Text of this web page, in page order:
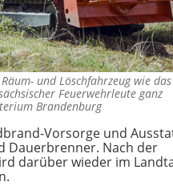
und Löschfahrzeug wie
Feuerwehrleute ganz
Brandenburg
Vorsorge und
Dauerbrenner. Nach der
darüber wieder im